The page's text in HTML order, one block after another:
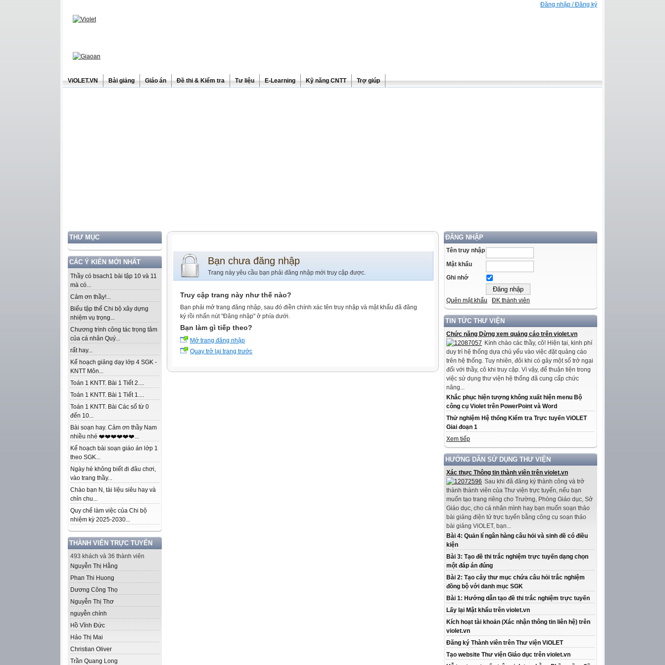
Đăng nhập / Đăng ký
ViOLET.VN Bài giảng Giáo án Đề thi & Kiểm tra Tư liệu E-Learning Kỹ năng CNTT Trợ giúp
THƯ MỤC
CÁC Ý KIẾN MỚI NHẤT
Thầy có bsach1 bài tập 10 và 11
mà có...
Cảm ơn thầy!...
Biểu tập thể Chi bộ xây dựng
nhiệm vụ trọng...
Chương trình công tác trọng tâm
của cá nhân Quý...
rất hay...
Kế hoạch giảng dạy lớp 4 SGK -
KNTT Môn...
Toán 1 KNTT. Bài 1 Tiết 2....
Toán 1 KNTT. Bài 1 Tiết 1....
Toán 1 KNTT. Bài Các số từ 0
đến 10...
Bài soạn hay. Cảm ơn thầy Nam
nhiều nhé ❤️❤️❤️❤️❤️❤️...
Kế hoạch bài soạn giáo án lớp 1
theo SGK...
Ngày hè không biết đi đâu chơi,
vào trang thầy...
Chào bạn N, tài liệu siêu hay và
chỉn chu...
Quy chế làm việc của Chi bộ
nhiệm kỳ 2025-2030...
THÀNH VIÊN TRỰC TUYẾN
493 khách và 36 thành viên
Nguyễn Thị Hằng
Phan Thi Huong
Dương Công Thọ
Nguyễn Thị Thơ
nguyễn chính
Hồ Vĩnh Đức
Hảo Thị Mai
Christian Oliver
Trần Quang Long
ĐĂNG NHẬP
Tên truy nhập
Mật khẩu
Ghi nhớ
Quên mật khẩu ĐK thành viên
TIN TỨC THƯ VIỆN
Chức năng Dừng xem quảng cáo trên violet.vn
Kính chào các thầy, cô! Hiện tại, kinh phí
duy trì hệ thống dựa chủ yếu vào việc đặt quảng cáo
trên hệ thống. Tuy nhiên, đôi khi có gây một số trở ngại
đối với thầy, cô khi truy cập. Vì vậy, để thuận tiện trong
việc sử dụng thư viện hệ thống đã cung cấp chức
năng...
Khắc phục hiện tượng không xuất hiện menu Bộ
công cụ Violet trên PowerPoint và Word
Thử nghiệm Hệ thống Kiểm tra Trực tuyến ViOLET
Giai đoạn 1
Xem tiếp
HƯỚNG DẪN SỬ DỤNG THƯ VIỆN
Xác thực Thông tin thành viên trên violet.vn
Sau khi đã đăng ký thành công và trở
thành thành viên của Thư viện trực tuyến, nếu bạn
muốn tạo trang riêng cho Trường, Phòng Giáo dục, Sở
Giáo dục, cho cá nhân mình hay bạn muốn soạn thảo
bài giảng điện tử trực tuyến bằng công cụ soạn thảo
bài giảng ViOLET, bạn...
Bài 4: Quản lí ngân hàng câu hỏi và sinh đề có điều
kiện
Bài 3: Tạo đề thi trắc nghiệm trực tuyến dạng chọn
một đáp án đúng
Bài 2: Tạo cây thư mục chứa câu hỏi trắc nghiệm
đồng bộ với danh mục SGK
Bài 1: Hướng dẫn tạo đề thi trắc nghiệm trực tuyến
Lấy lại Mật khẩu trên violet.vn
Kích hoạt tài khoản (Xác nhận thông tin liên hệ) trên
violet.vn
Đăng ký Thành viên trên Thư viện ViOLET
Tạo website Thư viện Giáo dục trên violet.vn
Bạn chưa đăng nhập
Trang này yêu cầu bạn phải đăng nhập mới truy cập được.
Truy cập trang này như thế nào?
Bạn phải mở trang đăng nhập, sau đó điền chính xác tên truy nhập và mật khẩu đã đăng
ký rồi nhấn nút "Đăng nhập" ở phía dưới.
Bạn làm gì tiếp theo?
Mở trang đăng nhập
Quay trở lại trang trước